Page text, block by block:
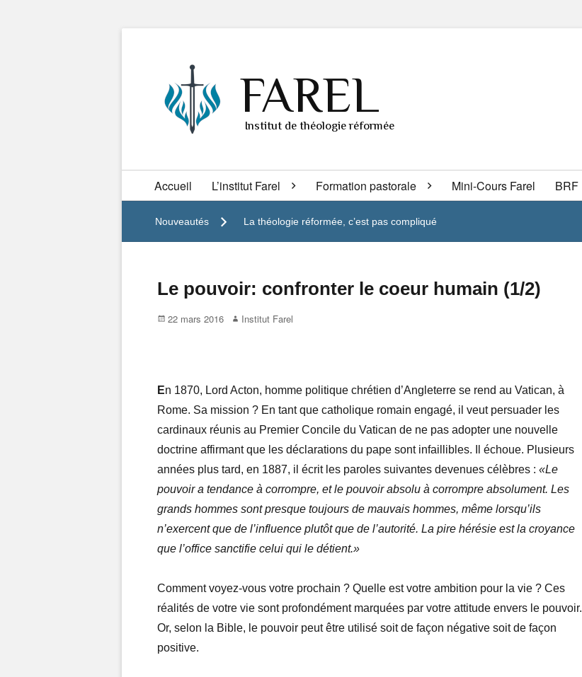
FAREL
Institut de théologie réformée
Secondary
menu
Accueil L’institut Farel Formation pastorale Mini-Cours Farel BRF
Nouveautés La théologie réformée, c’est pas compliqué
Le pouvoir: confronter le coeur humain (1/2)
Posted
22 mars 2016 Author
Institut Farel
En 1870, Lord Acton, homme politique chrétien d’Angleterre se rend au Vatican, à
Rome. Sa mission ? En tant que catholique romain engagé, il veut persuader les
cardinaux réunis au Premier Concile du Vatican de ne pas adopter une nouvelle
doctrine affirmant que les déclarations du pape sont infaillibles. Il échoue. Plusieurs
années plus tard, en 1887, il écrit les paroles suivantes devenues célèbres : «Le
pouvoir a tendance à corrompre, et le pouvoir absolu à corrompre absolument. Les
grands hommes sont presque toujours de mauvais hommes, même lorsqu’ils
n’exercent que de l’influence plutôt que de l’autorité. La pire hérésie est la croyance
que l’office sanctifie celui qui le détient.»
Comment voyez-vous votre prochain ? Quelle est votre ambition pour la vie ? Ces
réalités de votre vie sont profondément marquées par votre attitude envers le pouvoir.
Or, selon la Bible, le pouvoir peut être utilisé soit de façon négative soit de façon
positive.